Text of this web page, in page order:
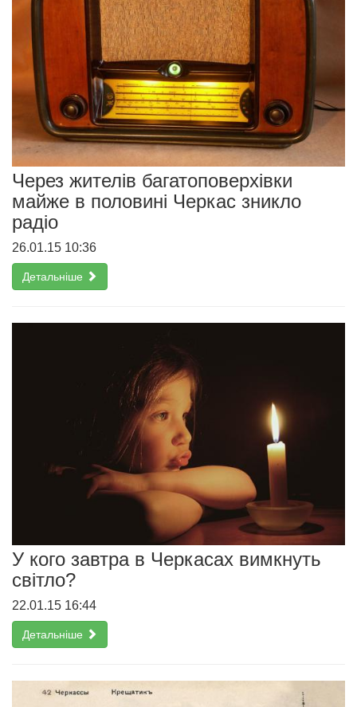
Через жителів багатоповерхівки
майже в половині Черкас зникло
радіо
26.01.15 10:36
Детальніше
У кого завтра в Черкасах вимкнуть
світло?
22.01.15 16:44
Детальніше